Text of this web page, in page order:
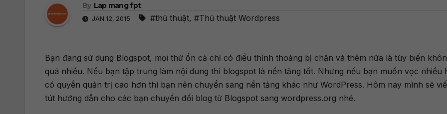
By Lap mang fpt
JAN 12, 2015 #thủ thuật, #Thủ thuật Wordpress
Bạn đang sử dụng Blogspot, mọi thứ ổn cả chỉ có điều thỉnh thoảng bị chặn và thêm nữa là tùy biến
quá nhiều. Nếu bạn tập trung làm nội dung thì blogspot là nền tảng tốt. Nhưng nếu bạn muốn vọc nhiều
có quyền quản trị cao hơn thì bạn nên chuyển sang nền tảng khác như WordPress. Hôm nay mình sẽ
tút hướng dẫn cho các bạn chuyển đổi blog từ Blogspot sang wordpress.org nhé.